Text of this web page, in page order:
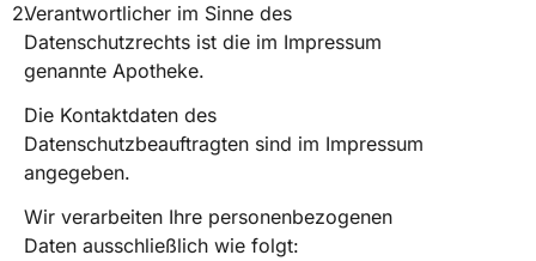
Verantwortlicher im Sinne des
Datenschutzrechts ist die im Impressum
genannte Apotheke.
Die Kontaktdaten des
Datenschutzbeauftragten sind im Impressum
angegeben.
Wir verarbeiten Ihre personenbezogenen
Daten ausschließlich wie folgt: